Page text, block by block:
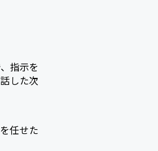
指示を
した次
任せた